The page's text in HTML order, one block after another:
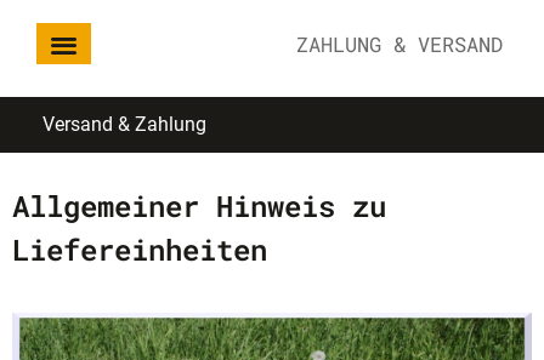
ZAHLUNG & VERSAND
Versand & Zahlung
Allgemeiner Hinweis zu
Liefereinheiten